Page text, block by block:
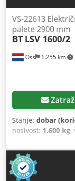
Oss 1.255 km
VS-22613
palete 2900 mm
BT LSV 1600/2
Stanje: dobar
nosivost: 1.600 kg,
visina:2.000 mm,